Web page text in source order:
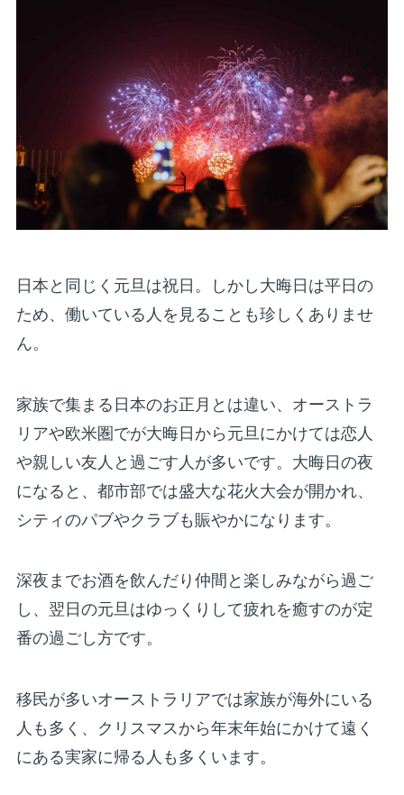
日本と同じく元旦は祝日。しかし大晦日は平日の
ため、働いている人を見ることも珍しくありませ
ん。
家族で集まる日本のお正月とは違い、オーストラ
リアや欧米圏でが大晦日から元旦にかけては恋人
や親しい友人と過ごす人が多いです。大晦日の夜
になると、都市部では盛大な花火大会が開かれ、
シティのパブやクラブも賑やかになります。
深夜までお酒を飲んだり仲間と楽しみながら過ご
し、翌日の元旦はゆっくりして疲れを癒すのが定
番の過ごし方です。
移民が多いオーストラリアでは家族が海外にいる
人も多く、クリスマスから年末年始にかけて遠く
にある実家に帰る人も多くいます。